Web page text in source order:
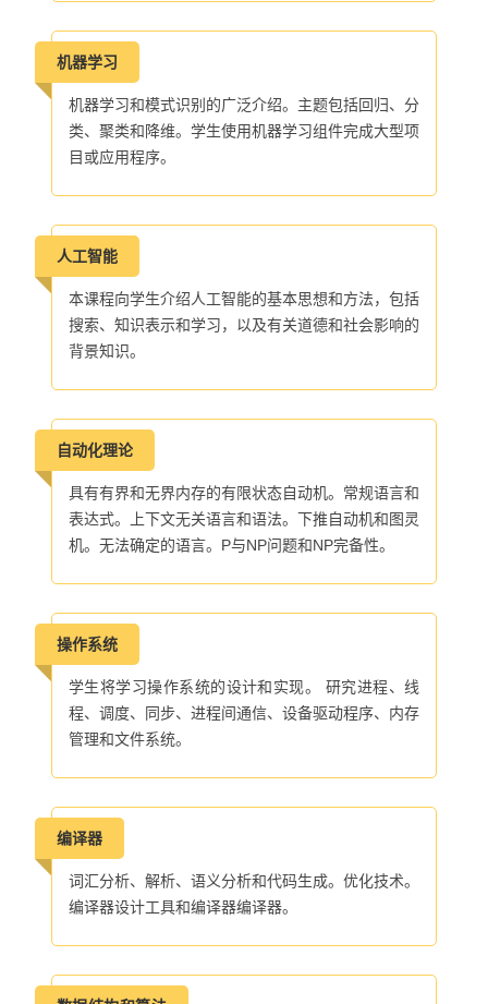
机器学习
机器学习和模式识别的广泛介绍。主题包括回归、分
类、聚类和降维。学生使用机器学习组件完成大型项
目或应用程序。
人工智能
本课程向学生介绍人工智能的基本思想和方法，包括
搜索、知识表示和学习，以及有关道德和社会影响的
背景知识。
自动化理论
具有有界和无界内存的有限状态自动机。常规语言和
表达式。上下文无关语言和语法。下推自动机和图灵
机。无法确定的语言。P与NP问题和NP完备性。
操作系统
学生将学习操作系统的设计和实现。 研究进程、线
程、调度、同步、进程间通信、设备驱动程序、内存
管理和文件系统。
编译器
词汇分析、解析、语义分析和代码生成。优化技术。
编译器设计工具和编译器编译器。